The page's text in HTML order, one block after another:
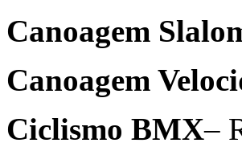
Canoagem
Canoagem
Ciclismo BMX–